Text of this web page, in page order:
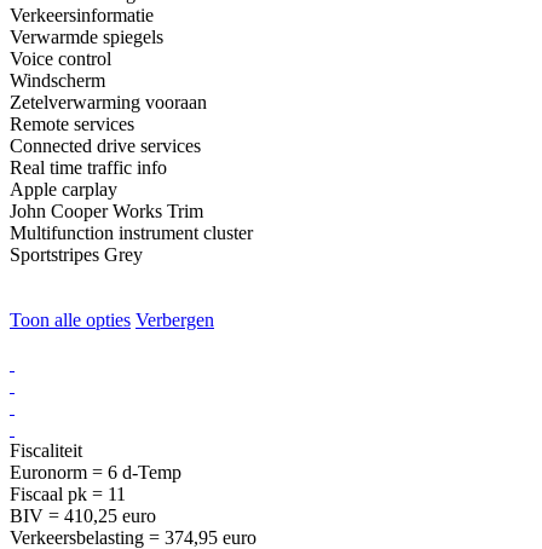
Verkeersinformatie
Verwarmde spiegels
Voice control
Windscherm
Zetelverwarming vooraan
Remote services
Connected drive services
Real time traffic info
Apple carplay
John Cooper Works Trim
Multifunction instrument cluster
Sportstripes Grey
Toon alle opties Verbergen
Fiscaliteit
Euronorm = 6 d-Temp
Fiscaal pk = 11
BIV = 410,25 euro
Verkeersbelasting = 374,95 euro